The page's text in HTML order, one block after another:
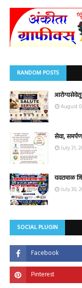
RANDOM POSTS
August
सेवा,
July 31,
यवतमाळ
July 30,
SOCIAL PLUGIN